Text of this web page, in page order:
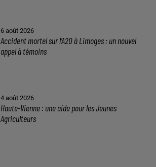
6 août 2026
Accident mortel sur l’A20 à Limoges : un nouvel
appel à témoins
4 août 2026
Haute-Vienne : une aide pour les Jeunes
Agriculteurs